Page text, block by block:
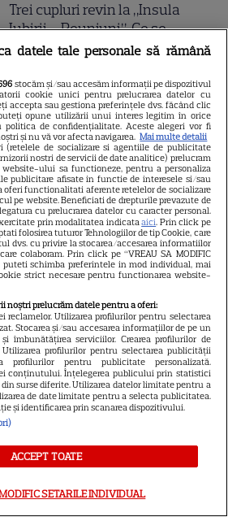
Trei cupluri revin la „Insula
Iubirii – Reuniuni”. Ce se
întâmplă când se întâlnesc din
VEDETE ROMÂNEŞTI
Laura Cosoi și-a ținut
promisiunea. Povestea
numelui Nina și tradiția pe
care a respectat-o pentru
toate cele cinci fiice. EXCLUSIV
VEDETE ROMÂNEŞTI
pentru a cincea oară. Prima
imagine cu fiica ei, Nina, și
povestea numelui ales. „Nu mă
satur să o privesc”
VEDETE ROMÂNEŞTI
anti-divorț” din vila sa de
peste 1 milion de euro! Ce
spune designerul despre piesa
de mobilier: „Nu prea ai timp să
datele tale personale să rămână
stocăm și/sau accesăm informații pe dispozitivul
cookie unici pentru prelucrarea datelor cu
accepta sau gestiona preferințele dvs. făcând clic
opune utilizării unui interes legitim în orice
politica de confidențialitate. Aceste alegeri vor fi
și nu vă vor afecta navigarea. Mai multe detalii
(retelele de socializare si agentiile de publicitate
nostri de servicii de date analitice) prelucram
ului sa functioneze, pentru a personaliza
publicitare afisate in functie de interesele si/sau
oferi functionalitati aferente retelelor de socializare
pe website. Beneficiati de drepturile prevazute de
cu prelucrarea datelor cu caracter personal.
prin modalitatea indicataaici. Prin click pe
folosirea tuturor Tehnologiilor de tip Cookie, care
dvs. cu privire la stocarea/accesarea informatiilor
colaboram. Prin click pe “VREAU SA MODIFIC
puteti schimba preferintele in mod individual, mai
strict necesare pentru functionarea website-
noștri prelucrăm datele pentru a oferi:
reclamelor. Utilizarea profilurilor pentru selectarea
Stocarea și/sau accesarea informațiilor de pe un
și îmbunătățirea serviciilor. Crearea profilurilor de
profilurilor pentru selectarea publicității
profilurilor pentru publicitate personalizată.
conținutului. Înțelegerea publicului prin statistici
surse diferite. Utilizarea datelor limitate pentru a
de date limitate pentru a selecta publicitatea.
și identificarea prin scanarea dispozitivului.
ACCEPT TOATE
SETARILE INDIVIDUAL